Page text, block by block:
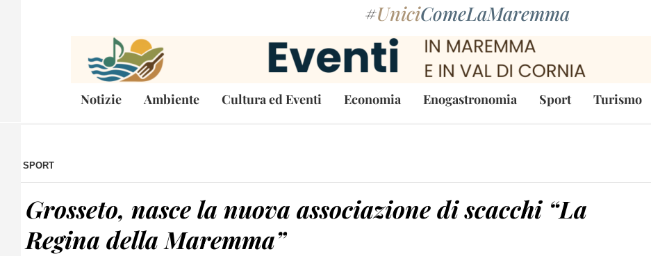
#UniciComeLaMaremma
Notizie Ambiente Cultura ed Eventi Economia Enogastronomia Sport Turismo
SPORT
Grosseto, nasce la nuova associazione di scacchi “La
Regina della Maremma”